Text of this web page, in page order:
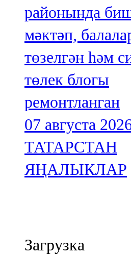
районында
мәктәп,
төзелгән һәм
төлек блогы
ремонтланган
07 августа
ТАТАРСТАН
ЯҢАЛЫКЛАР
Загрузка